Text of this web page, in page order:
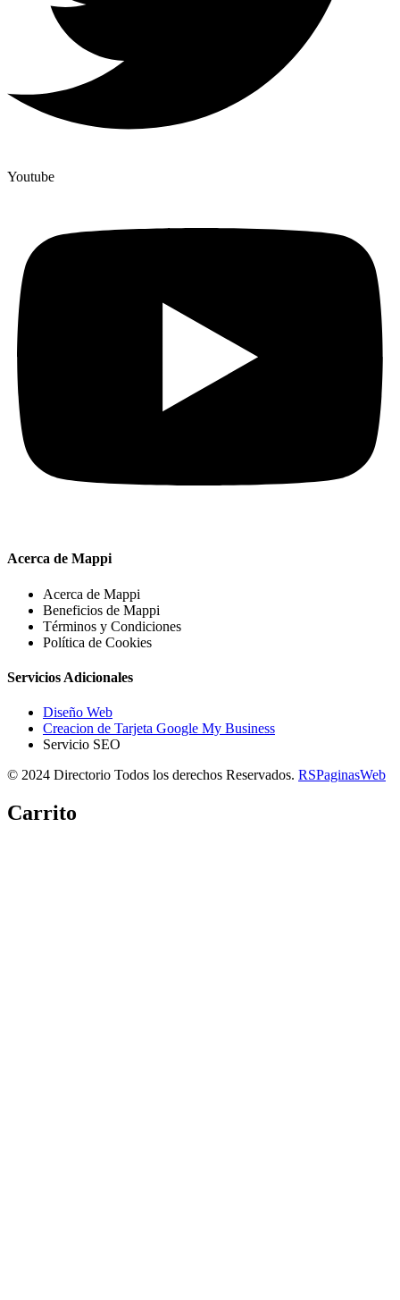
Youtube
Acerca de Mappi
Acerca de Mappi
Beneficios de Mappi
Términos y Condiciones
Política de Cookies
Servicios Adicionales
Diseño Web
Creacion de Tarjeta Google My Business
Servicio SEO
© 2024 Directorio Todos los derechos Reservados. RSPaginasWeb
Carrito